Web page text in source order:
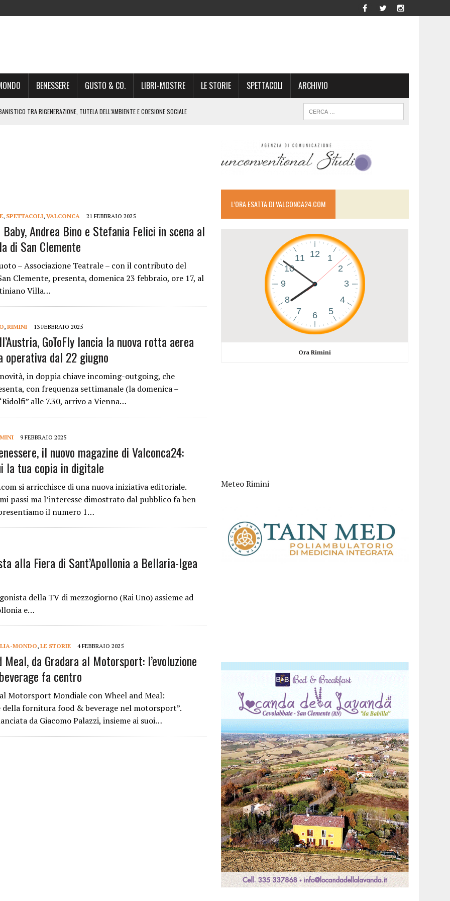
BENESSERE GUSTO & CO. LIBRI-MOSTRE LE STORIE SPETTACOLI ARCHIVIO
TRA RIGENERAZIONE, TUTELA DELL’AMBIENTE E COESIONE SOCIALE
GIONCHETTI SOMMELIER DEL CALABRESE “QAFIZ”
IL RITORNO. L’OPERA DI KIROLES BOSHRA È VITA VERA
PARTE DI STAGIONE TEATRALE CON CLAUDIO MORICI SABATO 20
GIACOMO MATTEOTTI: “VITTIMA DELLA FURIA FASCISTA”
VINCONO MARZIALI, BURESTA, BARTOLINI, BIGUCCI, TASINI
IN REGIONE: TRE POSTI D’ONORE TOCCANO ALLA VALCONCA
RIUSCÌ A COMPORRE TANTE OPERE COSÌ VOLUMINOSE
DELL’ITALIAN PET FRIENDLY GALÀ IDEATO DA MARCO BONINI
STELLA DEL PREMIO GUIDA CHEF DI PIZZA: “UN GRANDE ONORE”
, SPETTACOLI, VALCONCA 21 FEBBRAIO 2025
Baby, Andrea Bino e Stefania Felici in scena al
di San Clemente
– Associazione Teatrale – con il contributo del
Clemente, presenta, domenica 23 febbraio, ore 17, al
Villa…
, RIMINI 13 FEBBRAIO 2025
GoToFly lancia la nuova rotta aerea
operativa dal 22 giugno
in doppia chiave incoming-outgoing, che
con frequenza settimanale (la domenica –
alle 7.30, arrivo a Vienna…
9 FEBBRAIO 2025
il nuovo magazine di Valconca24:
la tua copia in digitale
si arricchisce di una nuova iniziativa editoriale.
passi ma l’interesse dimostrato dal pubblico fa ben
il numero 1…
alla Fiera di Sant’Apollonia a Bellaria-Igea
della TV di mezzogiorno (Rai Uno) assieme ad
e…
MONDO, LE STORIE 4 FEBBRAIO 2025
Meal, da Gradara al Motorsport: l’evoluzione
fa centro
Motorsport Mondiale con Wheel and Meal:
della fornitura food & beverage nel motorsport”.
da Giacomo Palazzi, insieme ai suoi…
L’ORA ESATTA DI VALCONCA24.COM
Ora Rimini
Meteo Rimini